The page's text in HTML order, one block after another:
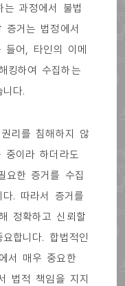
과정에서 불법
거는 법정에서
들어, 타인의 이메
킹하여 수집하는
다.
리를 침해하지 않
이라 하더라도
요한 증거를 수집
. 따라서 증거를
정확하고 신뢰할
합니다. 합법적인
서 매우 중요한
법적 책임을 지지